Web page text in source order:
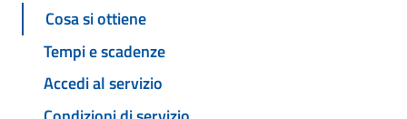
Cosa si ottiene
Tempi e scadenze
Accedi al servizio